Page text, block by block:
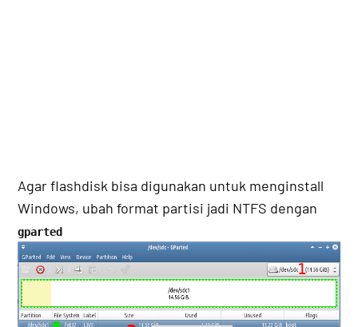
Agar flashdisk bisa digunakan untuk menginstall
Windows, ubah format partisi jadi NTFS dengan
gparted